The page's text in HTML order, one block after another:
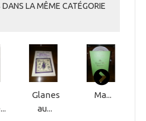
LA MÊME CATÉGORIE
Glanes
au...
Ma...